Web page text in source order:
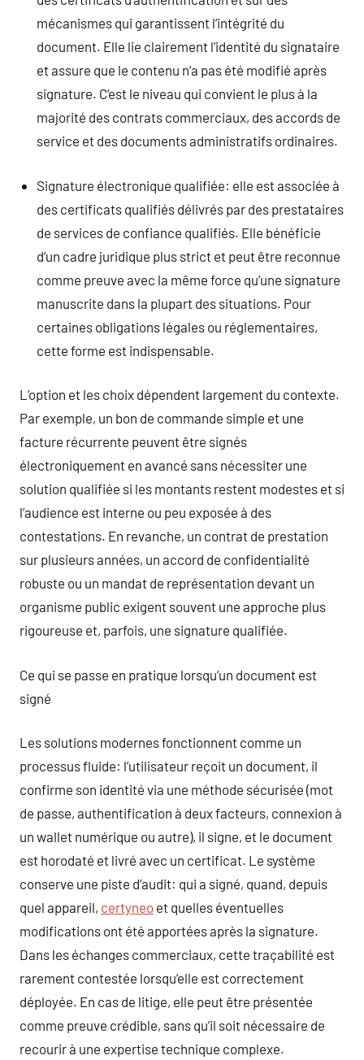
mécanismes qui garantissent l’intégrité du
document. Elle lie clairement l’identité du signataire
et assure que le contenu n’a pas été modifié après
signature. C’est le niveau qui convient le plus à la
majorité des contrats commerciaux, des accords de
service et des documents administratifs ordinaires.
Signature électronique qualifiée: elle est associée à
des certificats qualifiés délivrés par des prestataires
de services de confiance qualifiés. Elle bénéficie
d’un cadre juridique plus strict et peut être reconnue
comme preuve avec la même force qu’une signature
manuscrite dans la plupart des situations. Pour
certaines obligations légales ou réglementaires,
cette forme est indispensable.
L’option et les choix dépendent largement du contexte.
Par exemple, un bon de commande simple et une
facture récurrente peuvent être signés
électroniquement en avancé sans nécessiter une
solution qualifiée si les montants restent modestes et si
l’audience est interne ou peu exposée à des
contestations. En revanche, un contrat de prestation
sur plusieurs années, un accord de confidentialité
robuste ou un mandat de représentation devant un
organisme public exigent souvent une approche plus
rigoureuse et, parfois, une signature qualifiée.
Ce qui se passe en pratique lorsqu’un document est
signé
Les solutions modernes fonctionnent comme un
processus fluide: l’utilisateur reçoit un document, il
confirme son identité via une méthode sécurisée (mot
de passe, authentification à deux facteurs, connexion à
un wallet numérique ou autre), il signe, et le document
est horodaté et livré avec un certificat. Le système
conserve une piste d’audit: qui a signé, quand, depuis
quel appareil, certyneo et quelles éventuelles
modifications ont été apportées après la signature.
Dans les échanges commerciaux, cette traçabilité est
rarement contestée lorsqu’elle est correctement
déployée. En cas de litige, elle peut être présentée
comme preuve crédible, sans qu’il soit nécessaire de
recourir à une expertise technique complexe.